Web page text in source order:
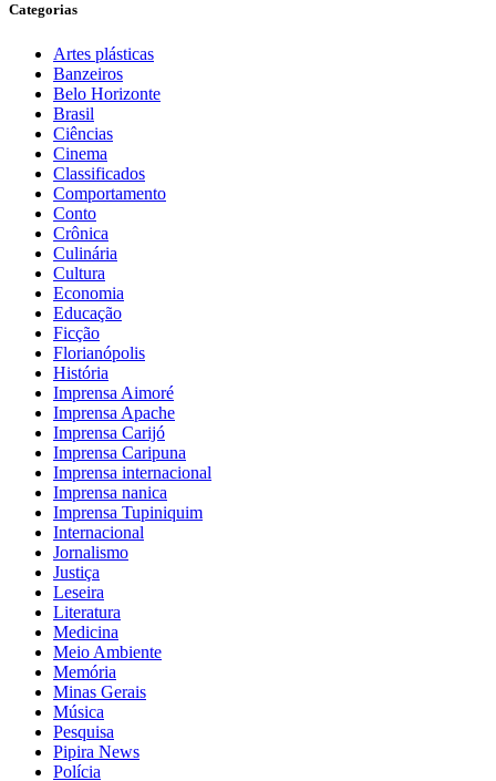
Categorias
Artes plásticas
Banzeiros
Belo Horizonte
Brasil
Ciências
Cinema
Classificados
Comportamento
Conto
Crônica
Culinária
Cultura
Economia
Educação
Ficção
Florianópolis
História
Imprensa Aimoré
Imprensa Apache
Imprensa Carijó
Imprensa Caripuna
Imprensa internacional
Imprensa nanica
Imprensa Tupiniquim
Internacional
Jornalismo
Justiça
Leseira
Literatura
Medicina
Meio Ambiente
Memória
Minas Gerais
Música
Pesquisa
Pipira News
Polícia